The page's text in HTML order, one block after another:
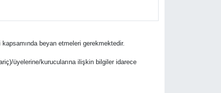
beyan etmeleri gerekmektedir.
üyelerine/kurucularına ilişkin bilgiler idarece